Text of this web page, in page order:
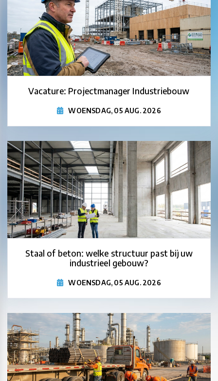
Vacature: Projectmanager Industriebouw
WOENSDAG, 05 AUG. 2026
Staal of beton: welke structuur past bij uw
industrieel gebouw?
WOENSDAG, 05 AUG. 2026